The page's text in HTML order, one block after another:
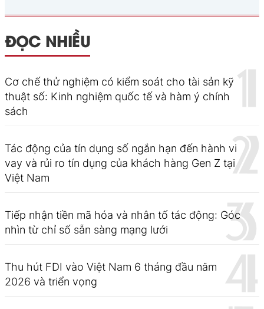
ĐỌC NHIỀU
Cơ chế thử nghiệm có kiểm soát cho tài sản kỹ
thuật số: Kinh nghiệm quốc tế và hàm ý chính
sách
Tác động của tín dụng số ngắn hạn đến hành vi
vay và rủi ro tín dụng của khách hàng Gen Z tại
Việt Nam
Tiếp nhận tiền mã hóa và nhân tố tác động: Góc
nhìn từ chỉ số sẵn sàng mạng lưới
Thu hút FDI vào Việt Nam 6 tháng đầu năm
2026 và triển vọng